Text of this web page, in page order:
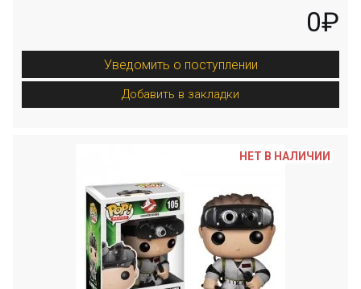
0₽
Уведомить о поступлении
Добавить в закладки
НЕТ В НАЛИЧИИ